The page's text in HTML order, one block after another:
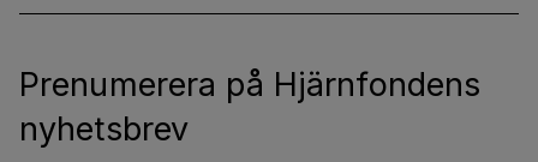
Prenumerera på Hjärnfondens
nyhetsbrev